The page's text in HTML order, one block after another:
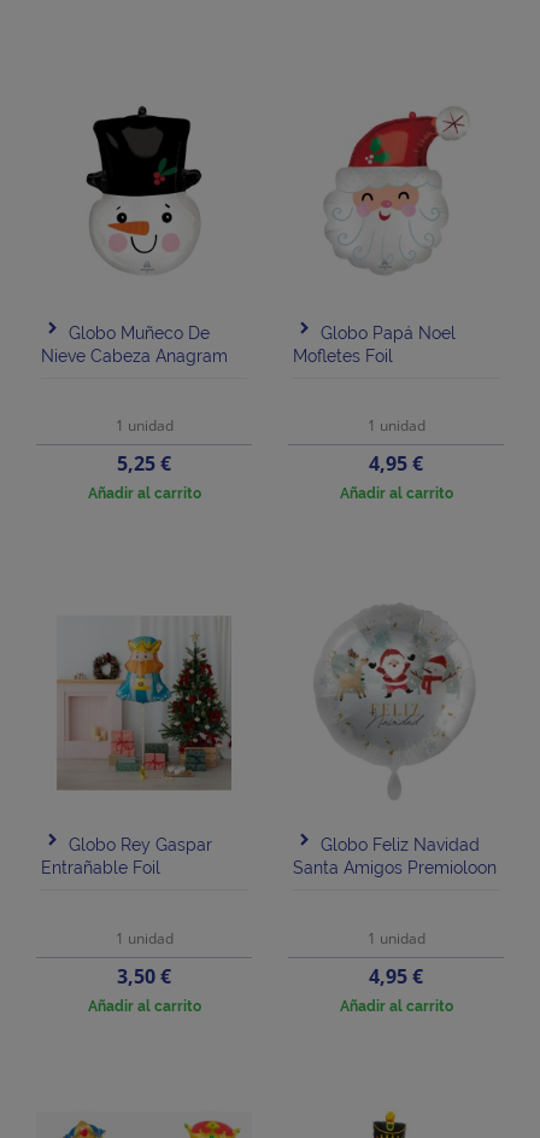
Globo Muñeco De
Nieve Cabeza Anagram
1 unidad
Precio
5,25 €
Añadir al carrito
Globo Papá Noel
Mofletes Foil
1 unidad
Precio
4,95 €
Añadir al carrito
Globo Rey Gaspar
Entrañable Foil
1 unidad
Precio
3,50 €
Añadir al carrito
Globo Feliz Navidad
Santa Amigos Premioloon
1 unidad
Precio
4,95 €
Añadir al carrito